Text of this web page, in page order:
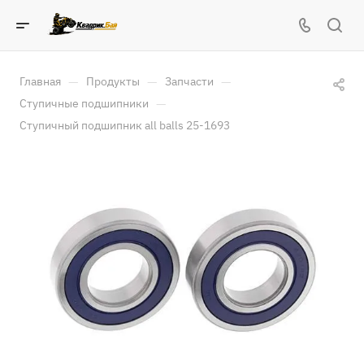
Главная — Продукты — Запчасти —
Ступичные подшипники —
Ступичный подшипник all balls 25-1693